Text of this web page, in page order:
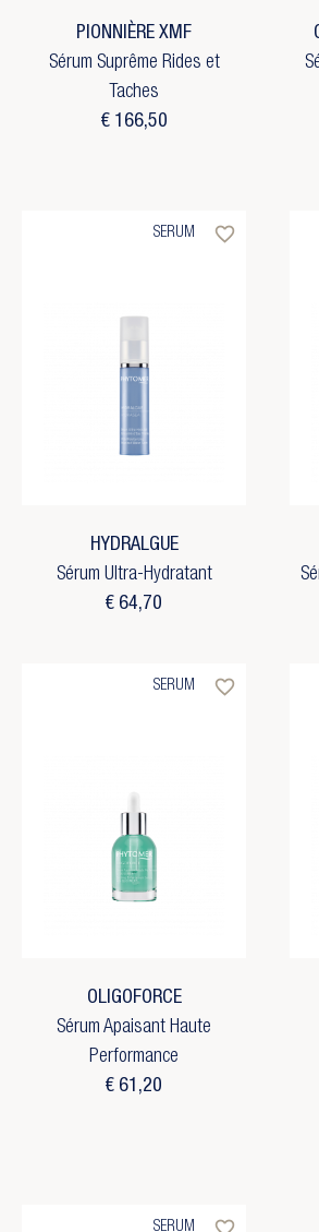
PIONNIÈRE XMF
Sérum Suprême Rides et
Taches
€ 166,50
SERUM favorite_border
HYDRALGUE
Sérum Ultra-Hydratant
€ 64,70
SERUM favorite_border
OLIGOFORCE
Sérum Apaisant Haute
Performance
€ 61,20
SERUM